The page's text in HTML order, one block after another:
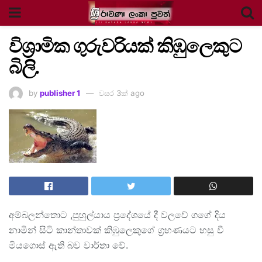
විශ්‍රාමික ගුරුවරියක් කිඹුලෙකුට
බිලි.
by publisher 1 වසර 3ක් ago
අම්බලන්තොට ,පුහුල්යාය ප්‍රදේශයේ දී වලවේ ගගේ දිය
නාමින් සිටි කාන්තාවක් කිඹුලෙකුගේ ග්‍රහණයට හසු වී
මියගොස් ඇති බව වාර්තා වේ.